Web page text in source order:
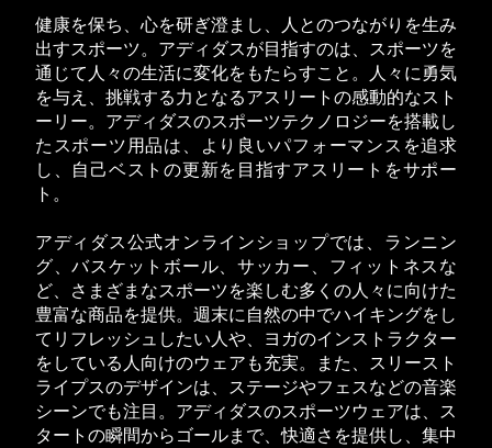
健康を保ち、心を研ぎ澄まし、人とのつながりを生み
出すスポーツ。アディダスが目指すのは、スポーツを
通じて人々の生活に変化をもたらすこと。人々に勇気
を与え、挑戦する力となるアスリートの感動的なスト
ーリー。アディダスのスポーツテクノロジーを搭載し
たスポーツ用品は、より良いパフォーマンスを追求
し、自己ベストの更新を目指すアスリートをサポー
ト。
アディダス公式オンラインショップでは、ランニン
グ、バスケットボール、サッカー、フィットネスな
ど、さまざまなスポーツを楽しむ多くの人々に向けた
豊富な商品を提供。週末に自然の中でハイキングをし
てリフレッシュしたい人や、ヨガのインストラクター
をしている人向けのウェアも充実。また、スリースト
ライプスのデザインは、ステージやフェスなどの音楽
シーンでも注目。アディダスのスポーツウェアは、ス
タートの瞬間からゴールまで、快適さを提供し、集中